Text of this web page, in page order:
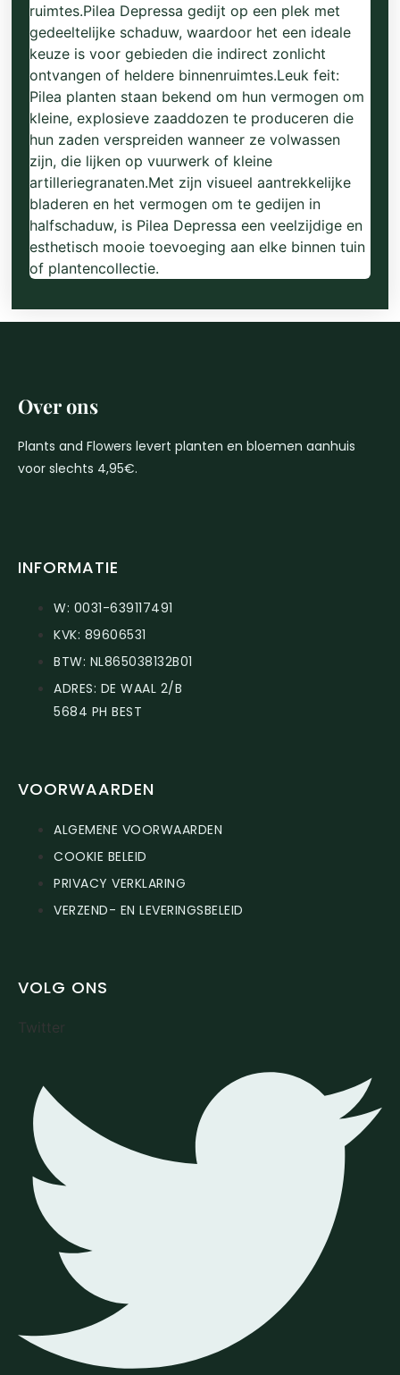
ruimtes.Pilea Depressa gedijt op een plek met
gedeeltelijke schaduw, waardoor het een ideale
keuze is voor gebieden die indirect zonlicht
ontvangen of heldere binnenruimtes.Leuk feit:
Pilea planten staan ​​bekend om hun vermogen om
kleine, explosieve zaaddozen te produceren die
hun zaden verspreiden wanneer ze volwassen
zijn, die lijken op vuurwerk of kleine
artilleriegranaten.Met zijn visueel aantrekkelijke
bladeren en het vermogen om te gedijen in
halfschaduw, is Pilea Depressa een veelzijdige en
esthetisch mooie toevoeging aan elke binnen tuin
of plantencollectie.
Over ons
Plants and Flowers levert planten en bloemen aanhuis
voor slechts 4,95€.
INFORMATIE
W: 0031-639117491
KVK: 89606531
BTW: NL865038132B01
ADRES: DE WAAL 2/B
5684 PH BEST
VOORWAARDEN
ALGEMENE VOORWAARDEN
COOKIE BELEID
PRIVACY VERKLARING
VERZEND- EN LEVERINGSBELEID
VOLG ONS
Twitter